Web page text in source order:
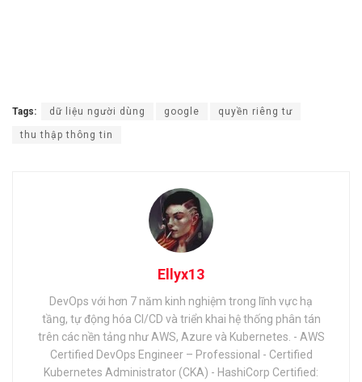
Tags: dữ liệu người dùng google quyền riêng tư
thu thập thông tin
Ellyx13
DevOps với hơn 7 năm kinh nghiệm trong lĩnh vực hạ
tầng, tự động hóa CI/CD và triển khai hệ thống phân tán
trên các nền tảng như AWS, Azure và Kubernetes. - AWS
Certified DevOps Engineer – Professional - Certified
Kubernetes Administrator (CKA) - HashiCorp Certified: